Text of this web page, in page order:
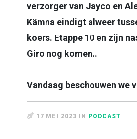
verzorger van Jayco en
Kämna eindigt alweer
koers. Etappe 10 en zijn
Giro nog komen..
Vandaag beschouwen we
17 MEI 2023 IN PODCAST